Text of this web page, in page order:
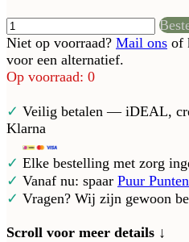
Niet op voorraad? Mail ons of
voor een alternatief.
Op voorraad: 0
✓ Veilig betalen — iDEAL,
Klarna
✓ Elke bestelling met zorg
✓ Vanaf nu: spaar Puur Punten
✓ Vragen? Wij zijn gewoon
Scroll voor meer details ↓